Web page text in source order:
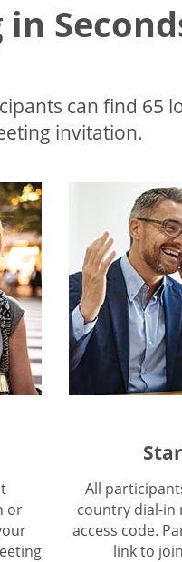
can find 65
invitation.
or
All
country dial-in
access code.
link to